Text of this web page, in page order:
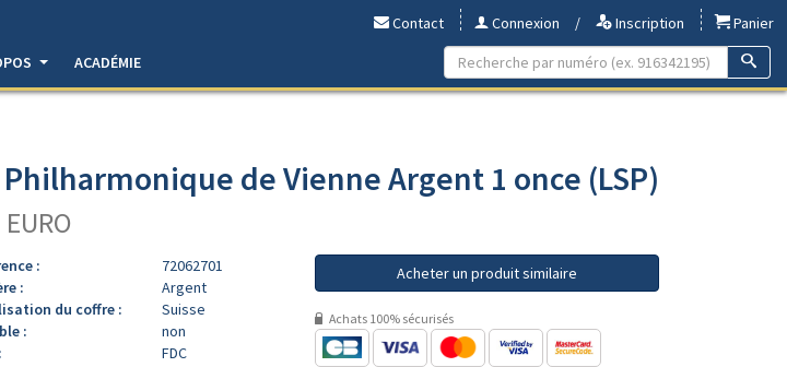
Contact Connexion / Inscription
Panier
ACADÉMIE
Philharmonique de Vienne Argent 1 once (LSP)
:
72062701
:
Argent
du coffre :
Suisse
:
non
FDC
Acheter un produit similaire
Achats 100% sécurisés